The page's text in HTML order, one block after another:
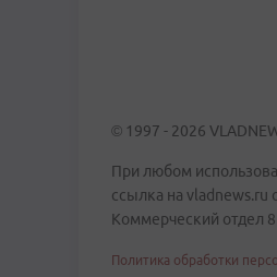
© 1997 - 2026
При любом
ссылка на vladnews.ru
Коммерческий отдел
Политика обработки